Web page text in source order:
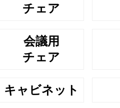
チェア
会議用
チェア
キャビネット